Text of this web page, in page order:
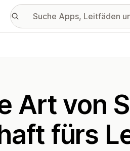
Art von
fürs